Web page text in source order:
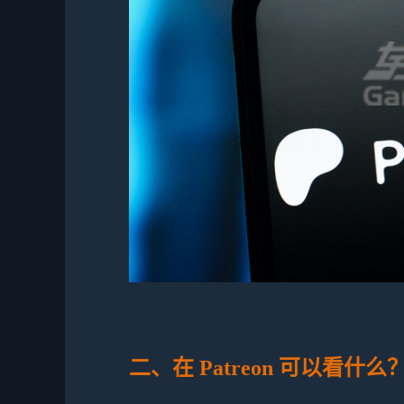
二、在 Patreon 可以看什么